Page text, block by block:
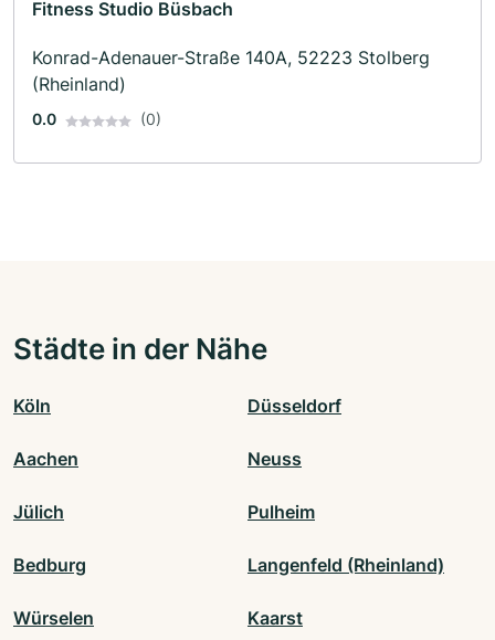
Fitness Studio Büsbach
Konrad-Adenauer-Straße 140A, 52223 Stolberg
(Rheinland)
0.0 (0)
Städte in der Nähe
Köln Düsseldorf
Aachen Neuss
Jülich Pulheim
Bedburg Langenfeld (Rheinland)
Würselen Kaarst